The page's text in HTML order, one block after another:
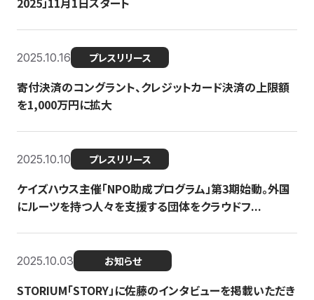
2025.10.16 プレスリリース
寄付決済のコングラント、クレジットカード決済の上限額
を1,000万円に拡大
2025.10.10 プレスリリース
ケイズハウス主催「NPO助成プログラム」第3期始動。外国
にルーツを持つ人々を支援する団体をクラウドフ...
2025.10.03 お知らせ
STORIUM「STORY」に佐藤のインタビューを掲載いただき